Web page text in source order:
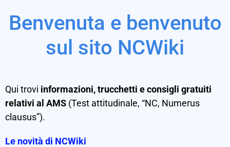
Benvenuta e benvenuto
sul sito NCWiki
Qui trovi informazioni, trucchetti e consigli gratuiti
relativi al AMS (Test attitudinale, “NC, Numerus
clausus”).
Le novità di NCWiki